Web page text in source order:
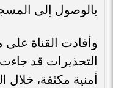
بالوصول إلى
وأفادت القناة على
التحذيرات قد
أمنية مكثفة، خلال